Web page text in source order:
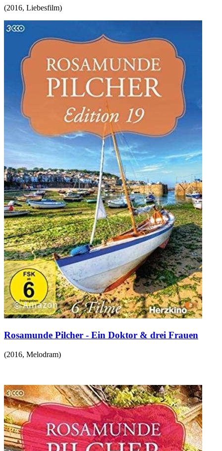
(2016, Liebesfilm)
Rosamunde Pilcher - Ein Doktor & drei Frauen
(2016, Melodram)